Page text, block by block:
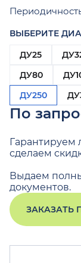
ВЫБЕРИТЕ
ДУ25
ДУ80
ДУ250
По
Гарантируем
сделаем
Выдаем
документов.
ЗАКАЗАТЬ